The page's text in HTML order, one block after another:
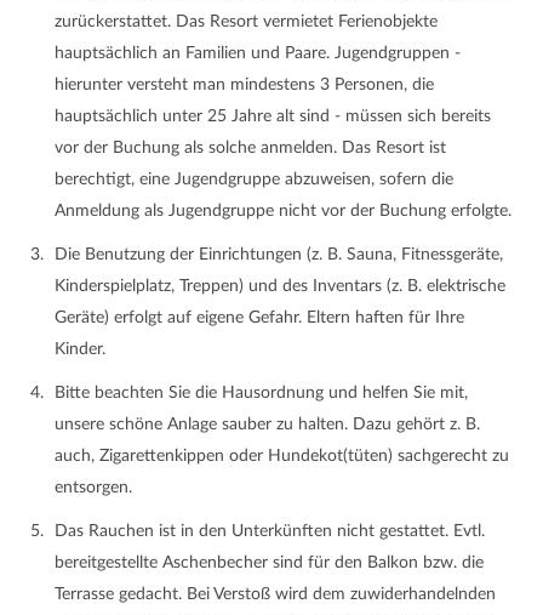
zurückerstattet. Das Resort vermietet Ferienobjekte
hauptsächlich an Familien und Paare. Jugendgruppen -
hierunter versteht man mindestens 3 Personen, die
hauptsächlich unter 25 Jahre alt sind - müssen sich bereits
vor der Buchung als solche anmelden. Das Resort ist
berechtigt, eine Jugendgruppe abzuweisen, sofern die
Anmeldung als Jugendgruppe nicht vor der Buchung erfolgte.
Die Benutzung der Einrichtungen (z. B. Sauna, Fitnessgeräte,
Kinderspielplatz, Treppen) und des Inventars (z. B. elektrische
Geräte) erfolgt auf eigene Gefahr. Eltern haften für Ihre
Kinder.
Bitte beachten Sie die Hausordnung und helfen Sie mit,
unsere schöne Anlage sauber zu halten. Dazu gehört z. B.
auch, Zigarettenkippen oder Hundekot(tüten) sachgerecht zu
entsorgen.
Das Rauchen ist in den Unterkünften nicht gestattet. Evtl.
bereitgestellte Aschenbecher sind für den Balkon bzw. die
Terrasse gedacht. Bei Verstoß wird dem zuwiderhandelnden